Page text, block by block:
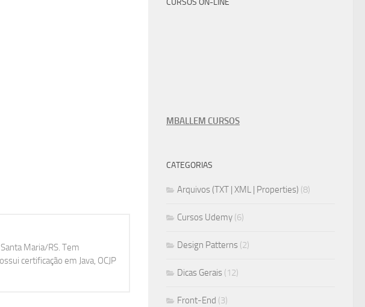
Maria/RS. Tem
certificação em Java, OCJP
CURSOS ON-LINE
MBALLEM CURSOS
CATEGORIAS
Arquivos (TXT | XML | Properties) (8)
Cursos Udemy (6)
Design Patterns (2)
Dicas Gerais (12)
Front-End (3)